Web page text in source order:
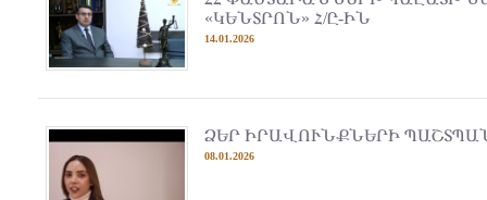
«ԿԵՆՏՐՈՆ» Հ/Ը-ԻՆ
14.01.2026
ՁԵՐ ԻՐԱՎՈՒՆՔՆԵՐԻ
08.01.2026